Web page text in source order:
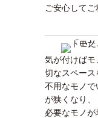
ご安心してご
気が付けば
切なスペース
不用なモノ
が狭くなり、
必要なモノ